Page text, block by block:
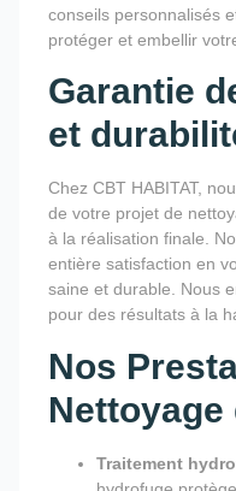
conseils personnalisés
protéger et embellir
Garantie
et
Chez CBT HABITAT,
de votre projet de
à la réalisation finale.
entière satisfaction en
saine et durable. Nous
pour des résultats à la
Nos
Nettoyage
Traitement